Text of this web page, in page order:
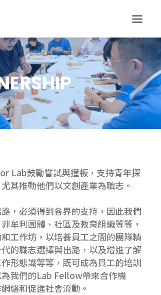
Lab鼓勵嘗試與撞板，支持青年探
其推動他們以文創產業為職志。
，必須得到各界的支持，因此我們
牟利團體、社區及教育組織等等，
工作坊，以培養員工之間的團隊精
的職志選擇與出路，以及增進了解
形態識等等，既可成為員工的培訓
我們的Lab Fellow帶來合作機
絡和促進社會流動。